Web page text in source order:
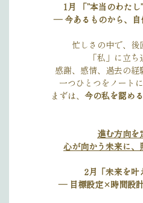
1月 「”本当のわた
— 今あるものから、自
忙しさの中で、後
「私」に立ち
感謝、感情、過去の経
一つひとつをノート
まずは、 今の私を認め
進む方向を
心が向かう未来に、
2月「未来を叶
— 目標設定×時間設計